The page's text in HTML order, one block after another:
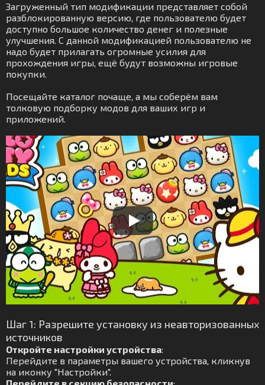
Загруженный тип модификации представляет собой
разблокированную версию, где пользователю будет
доступно большое количество денег и полезные
улучшения. С данной модификацией пользователю не
надо будет прилагать огромные усилия для
прохождения игры, ещё будут возможны игровые
покупки.
Посещайте каталог почаще, а мы соберём вам
толковую подборку модов для ваших игр и
приложений.
Шаг 1: Разрешите установку из неавторизованных
источников
Откройте настройки устройства:
Перейдите в параметры вашего устройства, кликнув
на иконку "Настройки".